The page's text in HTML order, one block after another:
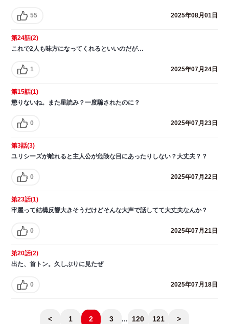
55 2025年08月01日
第24話(2)
これで2人も味方になってくれるといいのだが…
1 2025年07月24日
第15話(1)
懲りないね。また星読み？一度騙されたのに？
0 2025年07月23日
第3話(3)
ユリシーズが離れると主人公が危険な目にあったりしない？大丈夫？？
0 2025年07月22日
第23話(1)
牢屋って結構反響大きそうだけどそんな大声で話してて大丈夫なんか？
0 2025年07月21日
第20話(2)
出た、首トン。久しぶりに見たぜ
0 2025年07月18日
< 1 2 3 ... 120 121 >